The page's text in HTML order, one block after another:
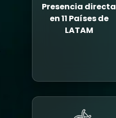
Presencia directa
en 11 Países de
LATAM